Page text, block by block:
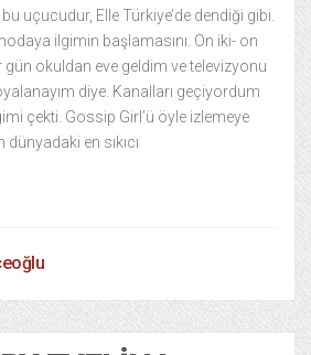
uçucudur, Elle Türkiye’de dendiği gibi.
ilgimin başlamasını. On iki- on
gün okuldan eve geldim ve televizyonu
diye. Kanalları geçiyordum
çekti. Gossip Girl’ü öyle izlemeye
en sıkıcı